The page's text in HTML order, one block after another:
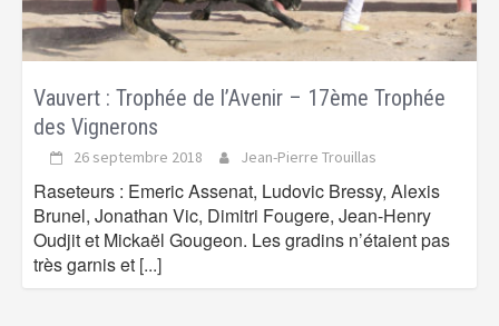
Vauvert : Trophée de l’Avenir – 17ème Trophée
des Vignerons
26 septembre 2018 Jean-Pierre Trouillas
Raseteurs : Emeric Assenat, Ludovic Bressy, Alexis
Brunel, Jonathan Vic, Dimitri Fougere, Jean-Henry
Oudjit et Mickaël Gougeon. Les gradins n’étaient pas
très garnis et [...]